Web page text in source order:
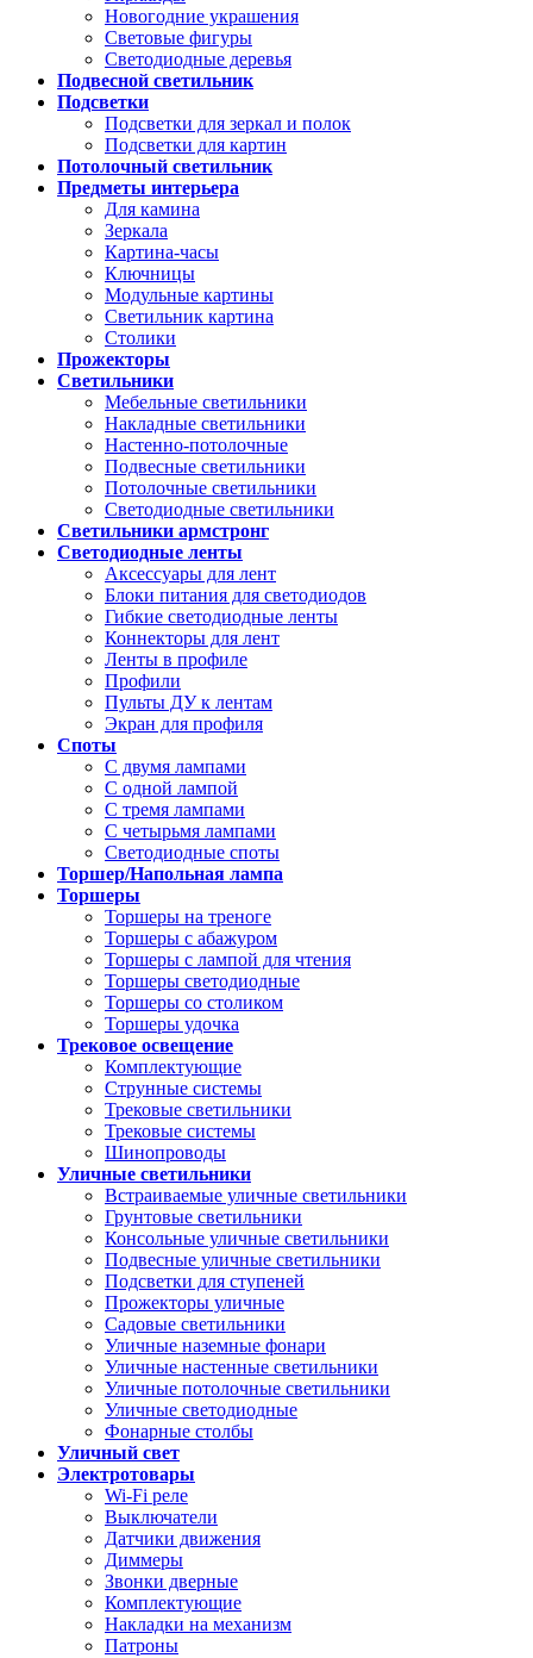
Новогодние украшения
Световые фигуры
Светодиодные деревья
Подвесной светильник
Подсветки
Подсветки для зеркал и полок
Подсветки для картин
Потолочный светильник
Предметы интерьера
Для камина
Зеркала
Картина-часы
Ключницы
Модульные картины
Светильник картина
Столики
Прожекторы
Светильники
Мебельные светильники
Накладные светильники
Настенно-потолочные
Подвесные светильники
Потолочные светильники
Светодиодные светильники
Светильники армстронг
Светодиодные ленты
Аксессуары для лент
Блоки питания для светодиодов
Гибкие светодиодные ленты
Коннекторы для лент
Ленты в профиле
Профили
Пульты ДУ к лентам
Экран для профиля
Споты
С двумя лампами
С одной лампой
С тремя лампами
С четырьмя лампами
Светодиодные споты
Торшер/Напольная лампа
Торшеры
Торшеры на треноге
Торшеры с абажуром
Торшеры с лампой для чтения
Торшеры светодиодные
Торшеры со столиком
Торшеры удочка
Трековое освещение
Комплектующие
Струнные системы
Трековые светильники
Трековые системы
Шинопроводы
Уличные светильники
Встраиваемые уличные светильники
Грунтовые светильники
Консольные уличные светильники
Подвесные уличные светильники
Подсветки для ступеней
Прожекторы уличные
Садовые светильники
Уличные наземные фонари
Уличные настенные светильники
Уличные потолочные светильники
Уличные светодиодные
Фонарные столбы
Уличный свет
Электротовары
Wi-Fi реле
Выключатели
Датчики движения
Диммеры
Звонки дверные
Комплектующие
Накладки на механизм
Патроны